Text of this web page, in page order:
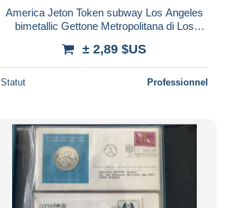
America Jeton Token subway Los Angeles
bimetallic Gettone Metropolitana di Los
± 2,89 $US
Statut Professionnel